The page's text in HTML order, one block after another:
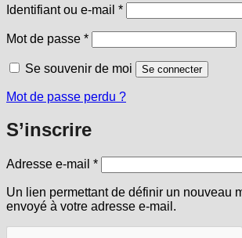
Identifiant ou e-mail *Obligatoire
Mot de passe *Obligatoire
Se souvenir de moi Se connecter
Mot de passe perdu ?
S’inscrire
Adresse e-mail *Obligatoire
Un lien permettant de définir un nouveau
envoyé à votre adresse e-mail.